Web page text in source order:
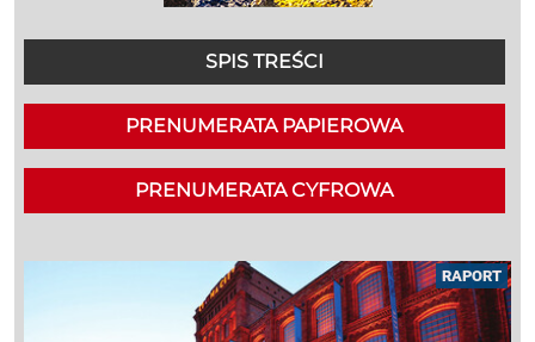
SPIS TREŚCI
PRENUMERATA PAPIEROWA
PRENUMERATA CYFROWA
RAPORT